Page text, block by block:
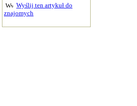
Wyślij ten artykuł do
znajomych